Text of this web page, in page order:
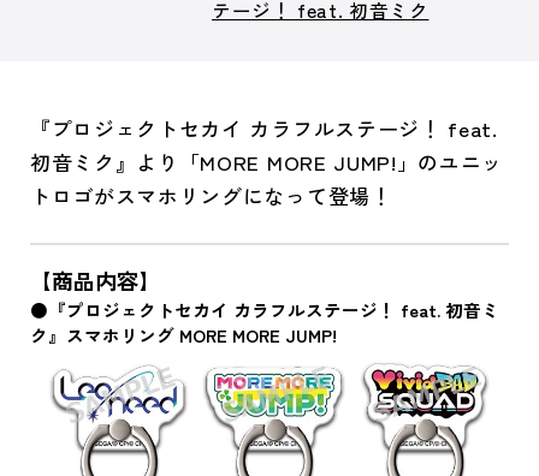
テージ！ feat. 初音ミク
『プロジェクトセカイ カラフルステージ！ feat.
初音ミク』より「MORE MORE JUMP!」のユニッ
トロゴがスマホリングになって登場！
【商品内容】
●『プロジェクトセカイ カラフルステージ！ feat. 初音ミ
ク』スマホリング MORE MORE JUMP!